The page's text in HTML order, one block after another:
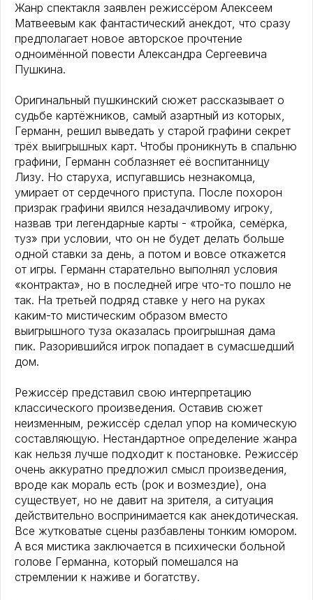
Жанр спектакля заявлен режиссёром Алексеем
Матвеевым как фантастический анекдот, что сразу
предполагает новое авторское прочтение
одноимённой повести Александра Сергеевича
Пушкина.
Оригинальный пушкинский сюжет рассказывает о
судьбе картёжников, самый азартный из которых,
Германн, решил выведать у старой графини секрет
трёх выигрышных карт. Чтобы проникнуть в спальню
графини, Германн соблазняет её воспитанницу
Лизу. Но старуха, испугавшись незнакомца,
умирает от сердечного приступа. После похорон
призрак графини явился незадачливому игроку,
назвав три легендарные карты - «тройка, семёрка,
туз» при условии, что он не будет делать больше
одной ставки за день, а потом и вовсе откажется
от игры. Германн старательно выполнял условия
«контракта», но в последней игре что-то пошло не
так. На третьей подряд ставке у него на руках
каким-то мистическим образом вместо
выигрышного туза оказалась проигрышная дама
пик. Разорившийся игрок попадает в сумасшедший
дом.
Режиссёр представил свою интерпретацию
классического произведения. Оставив сюжет
неизменным, режиссёр сделал упор на комическую
составляющую. Нестандартное определение жанра
как нельзя лучше подходит к постановке. Режиссёр
очень аккуратно предложил смысл произведения,
вроде как мораль есть (рок и возмездие), она
существует, но не давит на зрителя, а ситуация
действительно воспринимается как анекдотическая.
Все жутковатые сцены разбавлены тонким юмором.
А вся мистика заключается в психически больной
голове Германна, который помешался на
стремлении к наживе и богатству.